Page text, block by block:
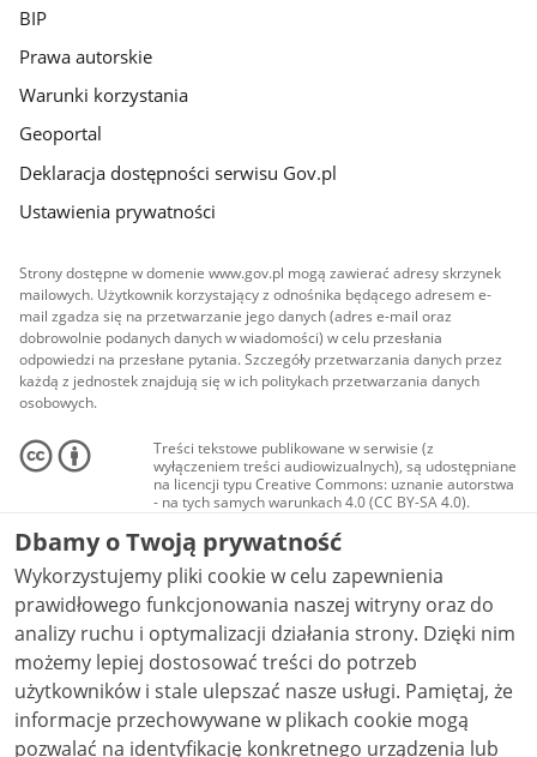
BIP
Prawa autorskie
Warunki korzystania
Geoportal
Deklaracja dostępności serwisu Gov.pl
Ustawienia prywatności
Strony dostępne w domenie www.gov.pl mogą zawierać adresy skrzynek
mailowych. Użytkownik korzystający z odnośnika będącego adresem e-
mail zgadza się na przetwarzanie jego danych (adres e-mail oraz
dobrowolnie podanych danych w wiadomości) w celu przesłania
odpowiedzi na przesłane pytania. Szczegóły przetwarzania danych przez
każdą z jednostek znajdują się w ich politykach przetwarzania danych
osobowych.
Treści tekstowe publikowane w serwisie (z
wyłączeniem treści audiowizualnych), są udostępniane
na licencji typu Creative Commons: uznanie autorstwa
- na tych samych warunkach 4.0 (CC BY-SA 4.0).
Materiały audiowizualne, w tym zdjęcia, materiały
audio i wideo, są udostępniane na licencji typu
Creative Commons: uznanie autorstwa użycie
niekomercyjne - bez utworów zależnych 4.0 (CC BY-
NC-ND 4.0), o ile nie jest to stwierdzone inaczej.
Dbamy o Twoją prywatność
Wykorzystujemy pliki cookie w celu zapewnienia
prawidłowego funkcjonowania naszej witryny oraz do
analizy ruchu i optymalizacji działania strony. Dzięki nim
możemy lepiej dostosować treści do potrzeb
użytkowników i stale ulepszać nasze usługi. Pamiętaj, że
informacje przechowywane w plikach cookie mogą
pozwalać na identyfikację konkretnego urządzenia lub